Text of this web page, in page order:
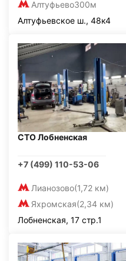
Алтуфьево300м
Алтуфьевское ш., 48к4
СТО Лобненская
+7 (499) 110-53-06
Лианозово(1,72 км)
Яхромская(2,34 км)
Лобненская, 17 стр.1